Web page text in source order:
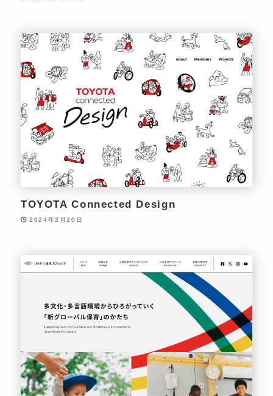
TOYOTA Connected Design
2024年2月20日